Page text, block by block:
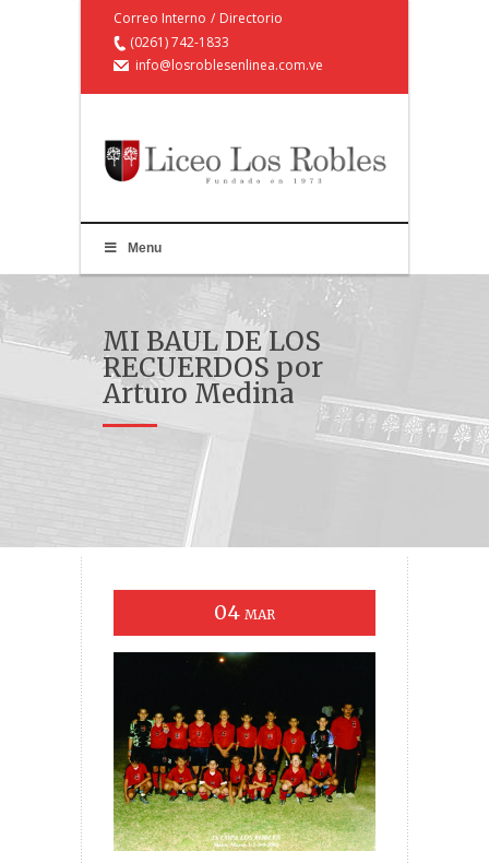
Correo Interno / Directorio
(0261) 742-1833
info@losroblesenlinea.com.ve
Menu
MI BAUL DE LOS
RECUERDOS por
Arturo Medina
04 MAR